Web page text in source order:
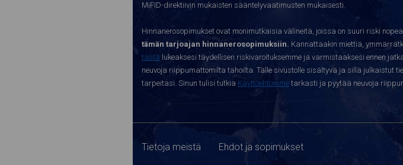
MiFID-direktiivin mukaisten sääntelyvaatimusten mukaisesti.
Hinnanerosopimukset ovat monimutkaisia välineitä, joissa on suuri riski
tämän tarjoajan hinnanerosopimuksiin. Kannattaakin miettiä,
tästä lukeaksesi täydellisen riskivaroituksemme ja varmistaaksesi ennen
neuvoja riippumattomilta tahoilta. Tälle sivustolle sisältyvä ja sillä julkaistut
tarpeitasi. Sinun tulisi tutkia Käyttöehtomme tarkasti ja pyytää neuvoja
Tietoja meistä Ehdot ja sopimukset